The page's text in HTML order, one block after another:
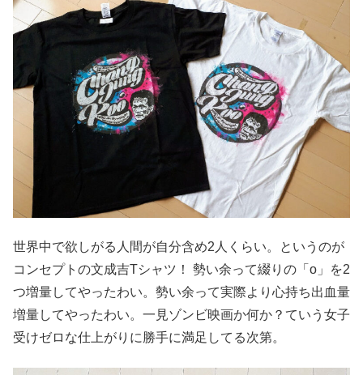
世界中で欲しがる人間が自分含め2人くらい。というのが
コンセプトの文成吉Tシャツ！ 勢い余って綴りの「o」を2
つ増量してやったわい。勢い余って実際より心持ち出血量
増量してやったわい。一見ゾンビ映画か何か？ていう女子
受けゼロな仕上がりに勝手に満足してる次第。